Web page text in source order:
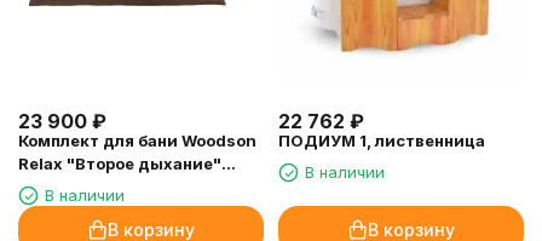
23 900 ₽
Комплект для бани Woodson
Relax "Второе дыхание"
BrownВ наличии
В корзину
22 762 ₽
ПОДИУМ 1, лиственница
В наличии
В корзину